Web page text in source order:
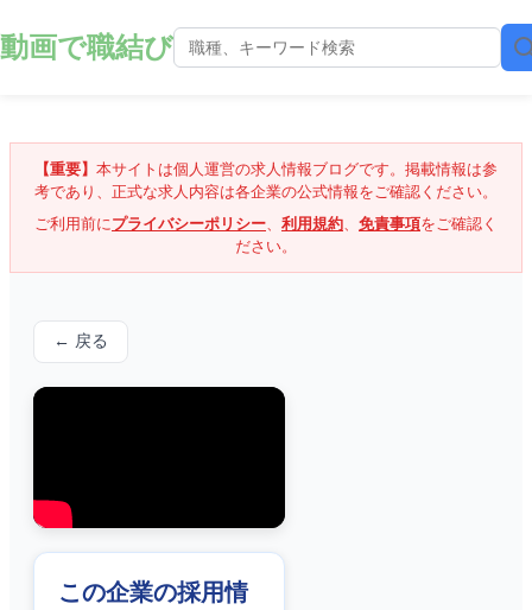
動画で職結び
【重要】 本サイトは個人運営の求人情報ブログです。掲載情報は参
考であり、正式な求人内容は各企業の公式情報をご確認ください。
ご利用前にプライバシーポリシー、 利用規約、 免責事項をご確認く
ださい。
← 戻る
この企業の採用情